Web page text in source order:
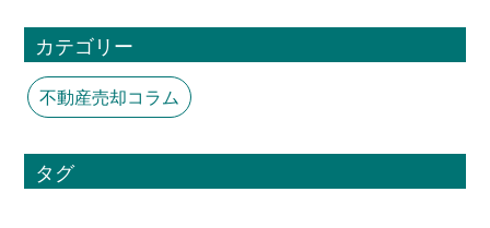
カテゴリー
不動産売却コラム
タグ